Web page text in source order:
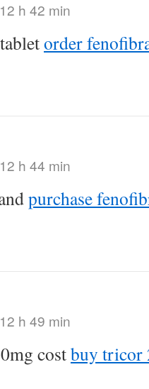
h 42 min
order
h 44 min
purchase
h 49 min
costbuy tricor